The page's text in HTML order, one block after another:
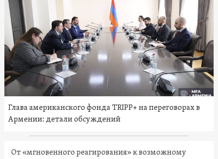
Глава американского фонда TRIPP+ на переговорах в
Армении: детали обсуждений
От «мгновенного реагирования» к возможному